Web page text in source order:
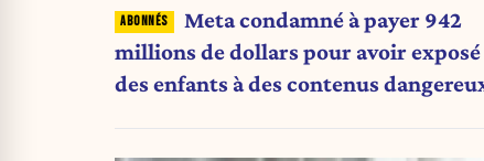
Meta condamné à payer 942
millions de dollars pour avoir exposé
des enfants à des contenus